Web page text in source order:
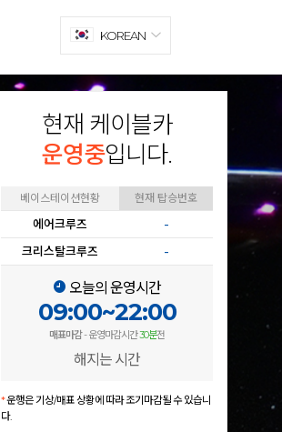
현재 케이블카
운영중입니다.
베이스테이션현황 현재 탑승번호
에어크루즈
-
크리스탈크루즈
-
오늘의 운영시간
09:00~22:00
매표마감- 운영마감시간30분전
해지는 시간
*운행은 기상/매표 상황에 따라 조기마감될 수 있습니
다.
KOREAN